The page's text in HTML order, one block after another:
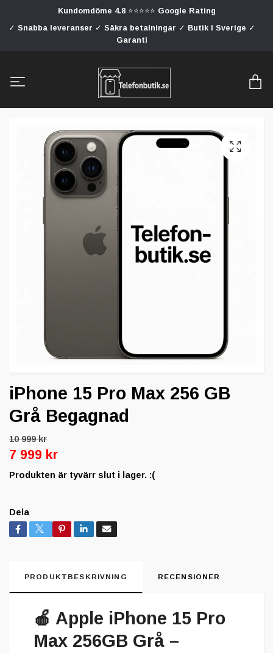
Kundomdöme 4.8 ⭐⭐⭐⭐⭐ Google Rating
✓ Snabba leveranser ✓ Säkra betalningar ✓ Butik i Sverige ✓
Garanti
iPhone 15 Pro Max 256 GB
Grå Begagnad
10 999 kr
7 999 kr
Produkten är tyvärr slut i lager. :(
Dela
PRODUKTBESKRIVNING RECENSIONER
🍎 Apple iPhone 15 Pro
Max 256GB Grå –